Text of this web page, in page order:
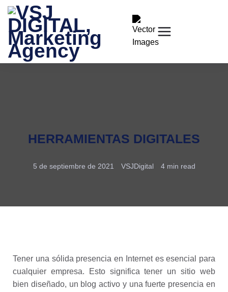
HERRAMIENTAS DIGITALES
5 de septiembre de 2021 VSJDigital 4 min read
Tener una sólida presencia en Internet es esencial para
cualquier empresa. Esto significa tener un sitio web
bien diseñado, un blog activo y una fuerte presencia en